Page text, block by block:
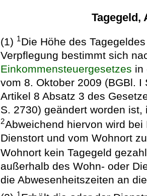
Tagegeld,
(1) 1Die Höhe des
Verpflegung bestimmt sich
Einkommensteuergesetzes in
vom 8. Oktober 2009 (BGBl.
Artikel 8 Absatz 3 des
S. 2730) geändert worden
2Abweichend hiervon wird
Dienstort und vom Wohnort
Wohnort kein Tagegeld
außerhalb des Wohn- oder
die Abwesenheitszeiten an